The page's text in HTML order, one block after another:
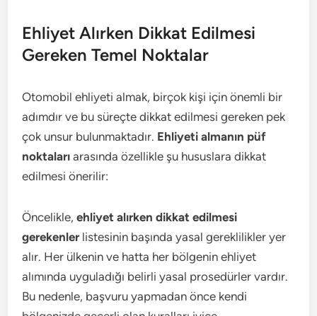
Ehliyet Alırken Dikkat Edilmesi
Gereken Temel Noktalar
Otomobil ehliyeti almak, birçok kişi için önemli bir
adımdır ve bu süreçte dikkat edilmesi gereken pek
çok unsur bulunmaktadır. Ehliyeti almanın püf
noktaları arasında özellikle şu hususlara dikkat
edilmesi önerilir:
Öncelikle,ehliyet alırken dikkat edilmesi
gerekenlerlistesinin başında yasal gereklilikler yer
alır. Her ülkenin ve hatta her bölgenin ehliyet
alımında uyguladığı belirli yasal prosedürler vardır.
Bu nedenle, başvuru yapmadan önce kendi